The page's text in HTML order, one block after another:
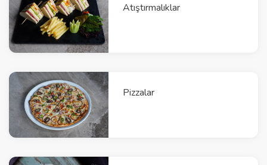
Atıştırmalıklar
Pizzalar